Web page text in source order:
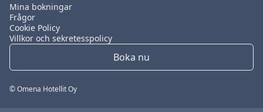
Mina bokningar
Frågor
Cookie Policy
Villkor och sekretesspolicy
Boka nu
© Omena Hotellit Oy